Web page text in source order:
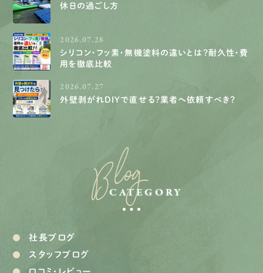
休日の過ごし方
2026.07.28
シリコン・フッ素・無機塗料の違いとは？耐久性・費
用を徹底比較
2026.07.27
外壁剥がれDIYで直せる？業者へ依頼すべき？
Blog
CATEGORY
社長ブログ
スタッフブログ